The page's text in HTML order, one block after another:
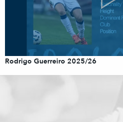
Rodrigo Guerreiro 2025/26